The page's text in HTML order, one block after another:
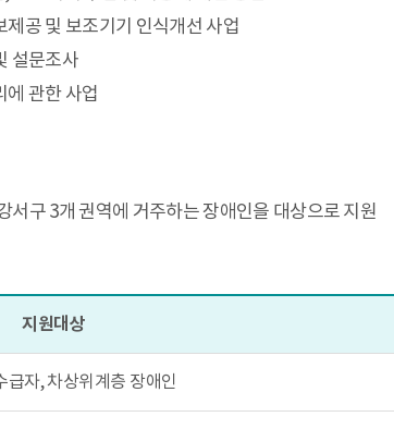
공 및 보조기기 인식개선 사업
설문조사
에 관한 사업
서구 3개 권역에 거주하는 장애인을 대상으로 지원
지원대상
급자, 차상위계층 장애인